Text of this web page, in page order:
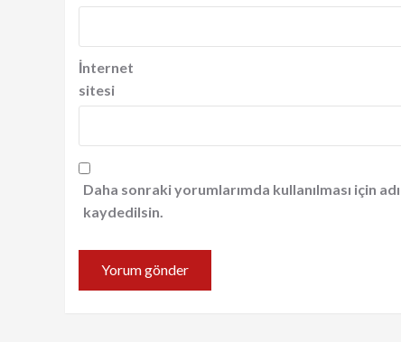
İnternet
sitesi
Daha sonraki yorumlarımda kullanılması için
kaydedilsin.